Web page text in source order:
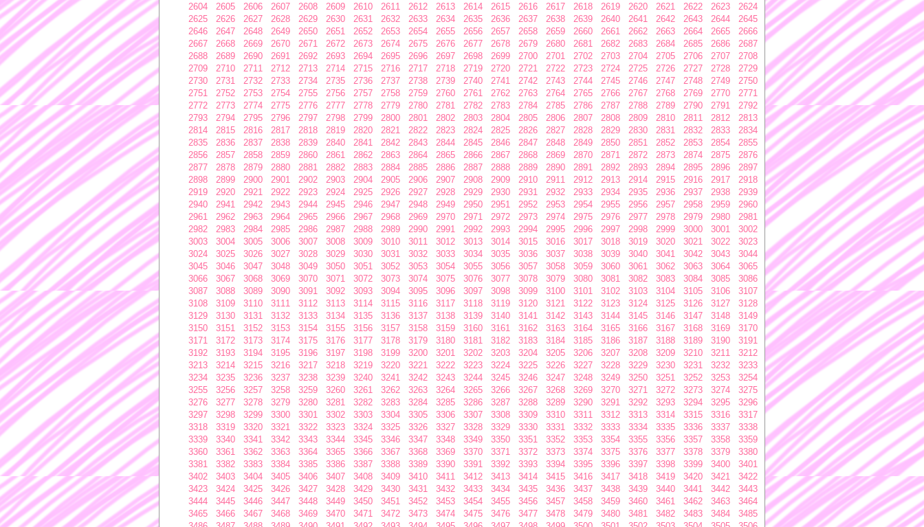
2604
2605 2606 2607 2608 2609 2610 2611 2612 2613 2614 2615 2616 2617 2618 2619 2620 2621 2622 2623
2624
2625
2626 2627 2628 2629 2630 2631 2632 2633 2634 2635 2636 2637 2638 2639 2640 2641 2642 2643 2644
2645
2646
2647 2648 2649 2650 2651 2652 2653 2654 2655 2656 2657 2658 2659 2660 2661 2662 2663 2664 2665
2666
2667
2668 2669 2670 2671 2672 2673 2674 2675 2676 2677 2678 2679 2680 2681 2682 2683 2684 2685 2686
2687
2688
2689 2690 2691 2692 2693 2694 2695 2696 2697 2698 2699 2700 2701 2702 2703 2704 2705 2706 2707
2708
2709
2710 2711 2712 2713 2714 2715 2716 2717 2718 2719 2720 2721 2722 2723 2724 2725 2726 2727 2728
2729
2730
2731 2732 2733 2734 2735 2736 2737 2738 2739 2740 2741 2742 2743 2744 2745 2746 2747 2748 2749
2750
2751
2752 2753 2754 2755 2756 2757 2758 2759 2760 2761 2762 2763 2764 2765 2766 2767 2768 2769 2770
2771
2772
2773 2774 2775 2776 2777 2778 2779 2780 2781 2782 2783 2784 2785 2786 2787 2788 2789 2790 2791
2792
2793
2794 2795 2796 2797 2798 2799 2800 2801 2802 2803 2804 2805 2806 2807 2808 2809 2810 2811 2812
2813
2814
2815 2816 2817 2818 2819 2820 2821 2822 2823 2824 2825 2826 2827 2828 2829 2830 2831 2832 2833
2834
2835
2836 2837 2838 2839 2840 2841 2842 2843 2844 2845 2846 2847 2848 2849 2850 2851 2852 2853 2854
2855
2856
2857 2858 2859 2860 2861 2862 2863 2864 2865 2866 2867 2868 2869 2870 2871 2872 2873 2874 2875
2876
2877
2878 2879 2880 2881 2882 2883 2884 2885 2886 2887 2888 2889 2890 2891 2892 2893 2894 2895 2896
2897
2898
2899 2900 2901 2902 2903 2904 2905 2906 2907 2908 2909 2910 2911 2912 2913 2914 2915 2916 2917
2918
2919
2920 2921 2922 2923 2924 2925 2926 2927 2928 2929 2930 2931 2932 2933 2934 2935 2936 2937 2938
2939
2940
2941 2942 2943 2944 2945 2946 2947 2948 2949 2950 2951 2952 2953 2954 2955 2956 2957 2958 2959
2960
2961
2962 2963 2964 2965 2966 2967 2968 2969 2970 2971 2972 2973 2974 2975 2976 2977 2978 2979 2980
2981
2982
2983 2984 2985 2986 2987 2988 2989 2990 2991 2992 2993 2994 2995 2996 2997 2998 2999 3000 3001
3002
3003
3004 3005 3006 3007 3008 3009 3010 3011 3012 3013 3014 3015 3016 3017 3018 3019 3020 3021 3022
3023
3024
3025 3026 3027 3028 3029 3030 3031 3032 3033 3034 3035 3036 3037 3038 3039 3040 3041 3042 3043
3044
3045
3046 3047 3048 3049 3050 3051 3052 3053 3054 3055 3056 3057 3058 3059 3060 3061 3062 3063 3064
3065
3066
3067 3068 3069 3070 3071 3072 3073 3074 3075 3076 3077 3078 3079 3080 3081 3082 3083 3084 3085
3086
3087
3088 3089 3090 3091 3092 3093 3094 3095 3096 3097 3098 3099 3100 3101 3102 3103 3104 3105 3106
3107
3108
3109 3110 3111 3112 3113 3114 3115 3116 3117 3118 3119 3120 3121 3122 3123 3124 3125 3126 3127
3128
3129
3130 3131 3132 3133 3134 3135 3136 3137 3138 3139 3140 3141 3142 3143 3144 3145 3146 3147 3148
3149
3150
3151 3152 3153 3154 3155 3156 3157 3158 3159 3160 3161 3162 3163 3164 3165 3166 3167 3168 3169
3170
3171
3172 3173 3174 3175 3176 3177 3178 3179 3180 3181 3182 3183 3184 3185 3186 3187 3188 3189 3190
3191
3192
3193 3194 3195 3196 3197 3198 3199 3200 3201 3202 3203 3204 3205 3206 3207 3208 3209 3210 3211
3212
3213
3214 3215 3216 3217 3218 3219 3220 3221 3222 3223 3224 3225 3226 3227 3228 3229 3230 3231 3232
3233
3234
3235 3236 3237 3238 3239 3240 3241 3242 3243 3244 3245 3246 3247 3248 3249 3250 3251 3252 3253
3254
3255
3256 3257 3258 3259 3260 3261 3262 3263 3264 3265 3266 3267 3268 3269 3270 3271 3272 3273 3274
3275
3276
3277 3278 3279 3280 3281 3282 3283 3284 3285 3286 3287 3288 3289 3290 3291 3292 3293 3294 3295
3296
3297
3298 3299 3300 3301 3302 3303 3304 3305 3306 3307 3308 3309 3310 3311 3312 3313 3314 3315 3316
3317
3318
3319 3320 3321 3322 3323 3324 3325 3326 3327 3328 3329 3330 3331 3332 3333 3334 3335 3336 3337
3338
3339
3340 3341 3342 3343 3344 3345 3346 3347 3348 3349 3350 3351 3352 3353 3354 3355 3356 3357 3358
3359
3360
3361 3362 3363 3364 3365 3366 3367 3368 3369 3370 3371 3372 3373 3374 3375 3376 3377 3378 3379
3380
3381
3382 3383 3384 3385 3386 3387 3388 3389 3390 3391 3392 3393 3394 3395 3396 3397 3398 3399 3400
3401
3402
3403 3404 3405 3406 3407 3408 3409 3410 3411 3412 3413 3414 3415 3416 3417 3418 3419 3420 3421
3422
3423
3424 3425 3426 3427 3428 3429 3430 3431 3432 3433 3434 3435 3436 3437 3438 3439 3440 3441 3442
3443
3444
3445 3446 3447 3448 3449 3450 3451 3452 3453 3454 3455 3456 3457 3458 3459 3460 3461 3462 3463
3464
3465
3466 3467 3468 3469 3470 3471 3472 3473 3474 3475 3476 3477 3478 3479 3480 3481 3482 3483 3484
3485